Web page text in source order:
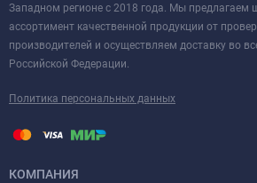
Западном регионе с 2018 года. Мы предлагаем
ассортимент качественной продукции от
производителей и осуществляем доставку во
Российской Федерации.
Политика персональных данных
КОМПАНИЯ